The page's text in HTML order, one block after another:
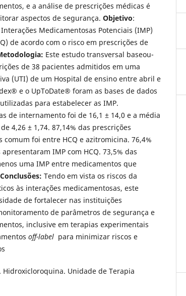
e a análise de prescrições médicas é
aspectos de segurança. Objetivo:
Medicamentosas Potenciais (IMP)
de acordo com o risco em prescrições de
Este estudo transversal baseou-
de 38 pacientes admitidos em uma
(UTI) de um Hospital de ensino entre abril e
e o UpToDate® foram as bases de dados
para estabelecer as IMP.
de internamento foi de 16,1 ± 14,0 e a média
4,26 ± 1,74. 87,14% das prescrições
comum foi entre HCQ e azitromicina. 76,4%
IMP com HCQ. 73,5% das
uma IMP entre medicamentos que
Conclusões: Tendo em vista os riscos da
às interações medicamentosas, este
de fortalecer nas instituições
de parâmetros de segurança e
inclusive em terapias experimentais
off-label para minimizar riscos e
Hidroxicloroquina. Unidade de Terapia